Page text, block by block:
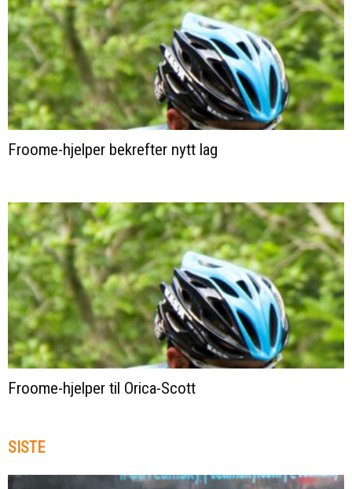
Froome-hjelper bekrefter nytt lag
Froome-hjelper til Orica-Scott
SISTE